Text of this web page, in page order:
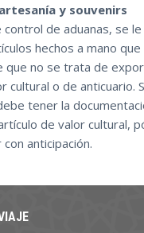
y souvenirs
control de aduanas, se
hechos a mano
que no se trata de
cultural o de anticuario.
tener la
de valor cultural,
anticipación.